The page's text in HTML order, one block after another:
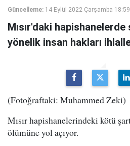
Güncelleme: 14 Eylül 2022 Çarşamba 18:59
Mısır'daki
yönelik insan hakları
(Fotoğraftaki: Muhammed Zeki)
Mısır hapishanelerindeki kötü
ölümüne yol açıyor.